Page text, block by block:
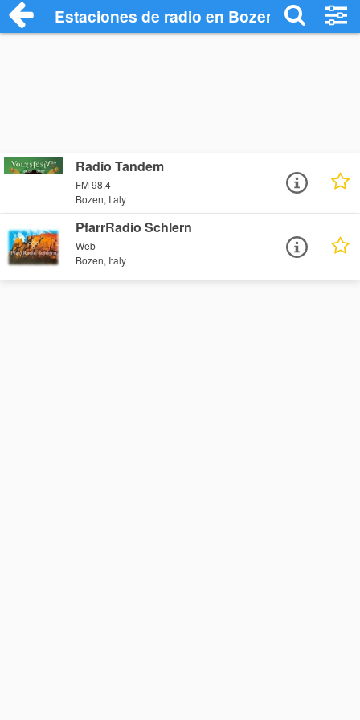
Estaciones de radio en Bozen -
Radio Tandem
FM 98.4
Bozen, Italy
PfarrRadio Schlern
Web
Bozen, Italy